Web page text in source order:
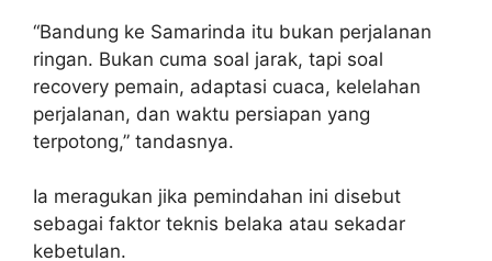
“Bandung ke Samarinda itu bukan perjalanan
ringan. Bukan cuma soal jarak, tapi soal
recovery pemain, adaptasi cuaca, kelelahan
perjalanan, dan waktu persiapan yang
terpotong,” tandasnya.
Ia meragukan jika pemindahan ini disebut
sebagai faktor teknis belaka atau sekadar
kebetulan.